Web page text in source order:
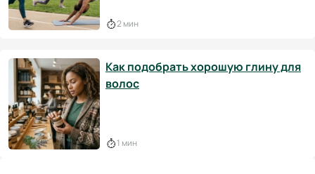
2 мин
Как подобрать хорошую глину для
волос
1 мин